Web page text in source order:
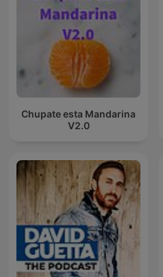
Chupate esta Mandarina
V2.0